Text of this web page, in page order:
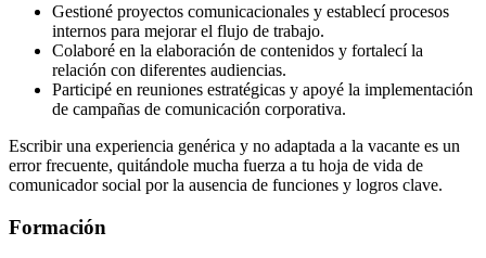
Gestioné proyectos comunicacionales y establecí procesos
internos para mejorar el flujo de trabajo.
Colaboré en la elaboración de contenidos y fortalecí la
relación con diferentes audiencias.
Participé en reuniones estratégicas y apoyé la implementación
de campañas de comunicación corporativa.
Escribir una experiencia genérica y no adaptada a la vacante es un
error frecuente, quitándole mucha fuerza a tu hoja de vida de
comunicador social por la ausencia de funciones y logros clave.
Formación